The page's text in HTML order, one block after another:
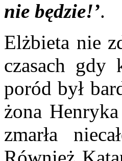
nie będzie!’.
Elżbieta nie
czasach gdy
poród był
żona
zmarła